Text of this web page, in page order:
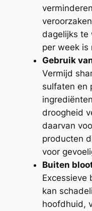
dagelijks te
per week is
Gebruik
Vermijd
sulfaten en
droogheid
daarvan
producten
voor
Buiten
Excessieve
kan
hoofdhuid,